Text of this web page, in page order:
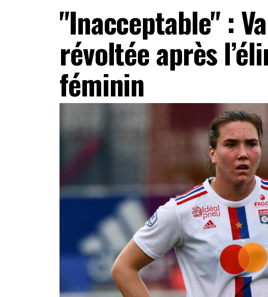
"Inacceptable" :
révoltée après
féminin